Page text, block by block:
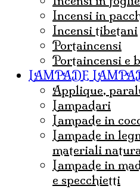
incensi in
incensi tibetani
portaincensi
Portaincensi
LAMPADE
Applique,
lampadari
Lampade in
Lampade in legno, cortecce e altri
materiali
Lampade in madreperla, fibra di vetro
e specchietti